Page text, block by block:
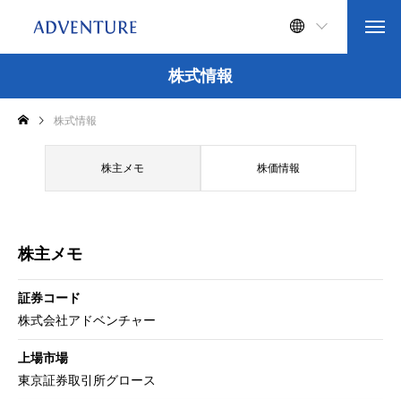
株式情報
株式情報
株主メモ 株価情報
株主メモ
証券コード
株式会社アドベンチャー
上場市場
東京証券取引所グロース